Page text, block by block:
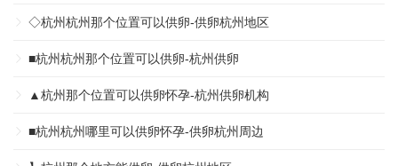
◇杭州杭州那个位置可以供卵-供卵杭州地区
■杭州杭州那个位置可以供卵-杭州供卵
▲杭州那个位置可以供卵怀孕-杭州供卵机构
■杭州杭州哪里可以供卵怀孕-供卵杭州周边